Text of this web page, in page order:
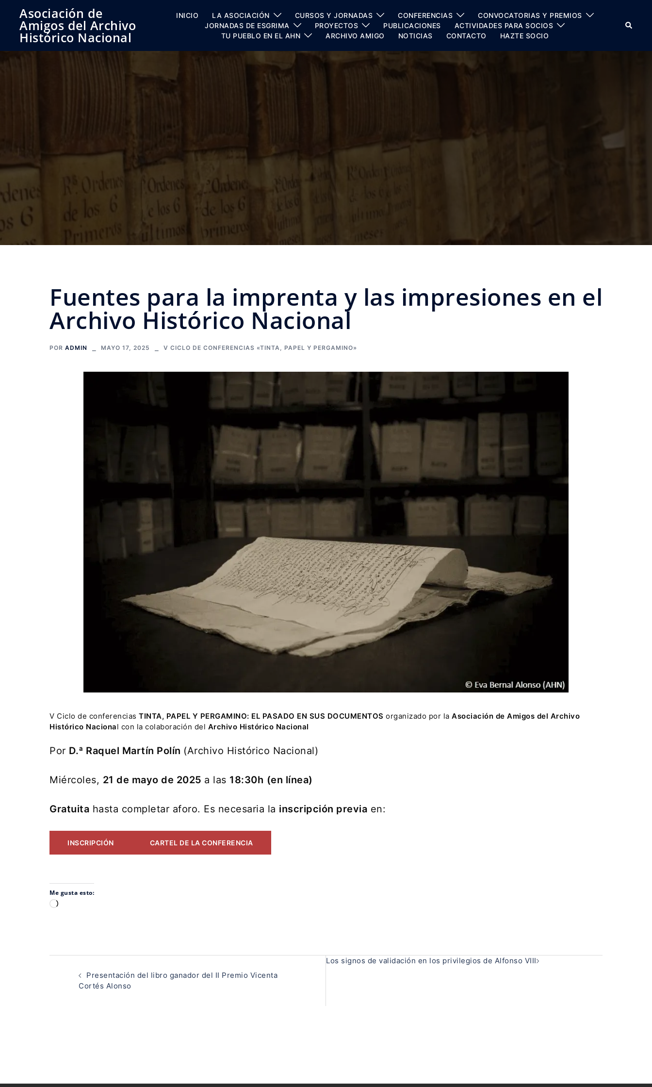
contenido
Asociación de
Amigos del Archivo
Histórico Nacional
INICIO LA ASOCIACIÓN CURSOS Y JORNADAS CONFERENCIAS
CONVOCATORIAS Y PREMIOS
JORNADAS DE ESGRIMA
PROYECTOS PUBLICACIONES
ACTIVIDADES PARA SOCIOS
TU PUEBLO EN EL AHN
ARCHIVO AMIGO NOTICIAS CONTACTO HAZTE SOCIO
Buscar
Fuentes para la imprenta y las impresiones en el
Archivo Histórico Nacional
POR ADMIN MAYO 17, 2025 V CICLO DE CONFERENCIAS «TINTA, PAPEL Y PERGAMINO»
V Ciclo de conferencias TINTA, PAPEL Y PERGAMINO: EL PASADO EN SUS DOCUMENTOS organizado por la Asociación de Amigos del Archivo
Histórico Nacional con la colaboración del Archivo Histórico Nacional
Por D.ª Raquel Martín Polín (Archivo Histórico Nacional)
Miércoles, 21 de mayo de 2025 a las 18:30h (en línea)
Gratuita hasta completar aforo. Es necesaria la inscripción previa en:
INSCRIPCIÓN CARTEL DE LA CONFERENCIA
Me gusta esto:
Cargando...
Navegación
entradas
Presentación del libro ganador del II Premio Vicenta
Cortés Alonso
Los signos de validación en los privilegios de Alfonso VIII